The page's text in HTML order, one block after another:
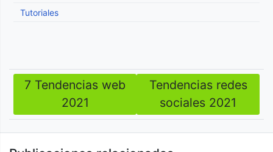
Tutoriales
Navegación
de
entradas
7 Tendencias web
2021
Tendencias redes
sociales 2021